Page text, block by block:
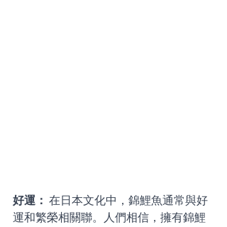
好運： 在日本文化中，錦鯉魚通常與好
運和繁榮相關聯。人們相信，擁有錦鯉